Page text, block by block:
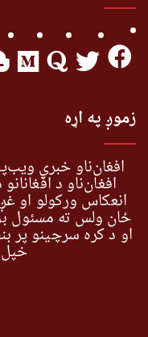
زموږ په اړه
افغان‌ناو خبري
افغان‌ناو د
انعکاس ورکولو او
ځان ولس ته مسئول
او د کره سرچینو